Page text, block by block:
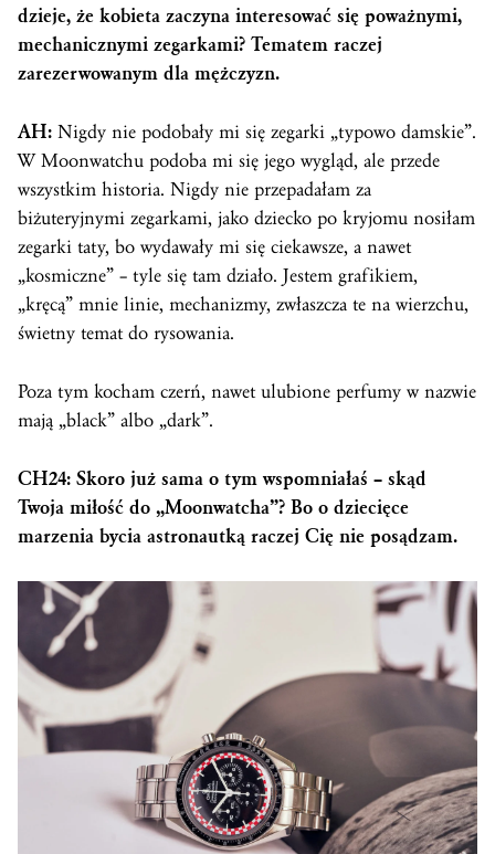
dzieje, że kobieta zaczyna interesować się poważnymi,
mechanicznymi zegarkami? Tematem raczej
zarezerwowanym dla mężczyzn.
AH: Nigdy nie podobały mi się zegarki „typowo damskie”.
W Moonwatchu podoba mi się jego wygląd, ale przede
wszystkim historia. Nigdy nie przepadałam za
biżuteryjnymi zegarkami, jako dziecko po kryjomu nosiłam
zegarki taty, bo wydawały mi się ciekawsze, a nawet
„kosmiczne” – tyle się tam działo. Jestem grafikiem,
„kręcą” mnie linie, mechanizmy, zwłaszcza te na wierzchu,
świetny temat do rysowania.
Poza tym kocham czerń, nawet ulubione perfumy w nazwie
mają „black” albo „dark”.
CH24: Skoro już sama o tym wspomniałaś – skąd
Twoja miłość do „Moonwatcha”? Bo o dziecięce
marzenia bycia astronautką raczej Cię nie posądzam.